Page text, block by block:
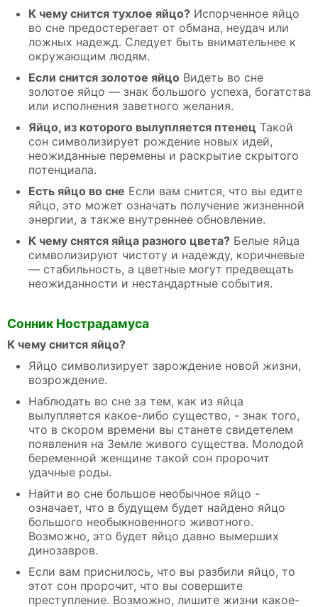
К чему снится тухлое яйцо? Испорченное яйцо
во сне предостерегает от обмана, неудач или
ложных надежд. Следует быть внимательнее к
окружающим людям.
Если снится золотое яйцо Видеть во сне
золотое яйцо — знак большого успеха, богатства
или исполнения заветного желания.
Яйцо, из которого вылупляется птенец Такой
сон символизирует рождение новых идей,
неожиданные перемены и раскрытие скрытого
потенциала.
Есть яйцо во сне Если вам снится, что вы едите
яйцо, это может означать получение жизненной
энергии, а также внутреннее обновление.
К чему снятся яйца разного цвета? Белые яйца
символизируют чистоту и надежду, коричневые
— стабильность, а цветные могут предвещать
неожиданности и нестандартные события.
Сонник Нострадамуса
К чему снится яйцо?
Яйцо символизирует зарождение новой жизни,
возрождение.
Наблюдать во сне за тем, как из яйца
вылупляется какое-либо существо, - знак того,
что в скором времени вы станете свидетелем
появления на Земле живого существа. Молодой
беременной женщине такой сон пророчит
удачные роды.
Найти во сне большое необычное яйцо -
означает, что в будущем будет найдено яйцо
большого необыкновенного животного.
Возможно, это будет яйцо давно вымерших
динозавров.
Если вам приснилось, что вы разбили яйцо, то
этот сон пророчит, что вы совершите
преступление. Возможно, лишите жизни какое-